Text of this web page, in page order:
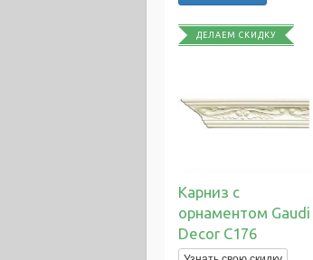
ДЕЛАЕМ СКИДКУ
Карниз с
орнаментом Gaudi
Decor C176